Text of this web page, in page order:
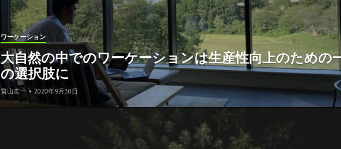
ワーケーション
大自然の中でのワーケーションは生産性向上のための
の選択肢に
畠山友一 • 2020年9月30日